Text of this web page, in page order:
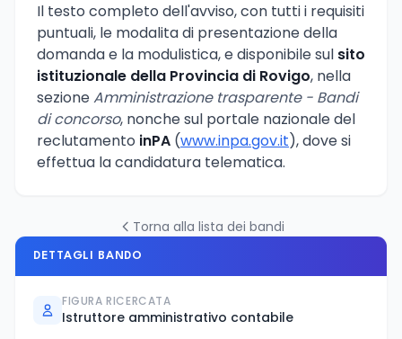
Il testo completo dell'avviso, con tutti i requisiti
puntuali, le modalita di presentazione della
domanda e la modulistica, e disponibile sul sito
istituzionale della Provincia di Rovigo, nella
sezioneAmministrazione trasparente - Bandi
di concorso, nonche sul portale nazionale del
reclutamento inPA (www.inpa.gov.it), dove si
effettua la candidatura telematica.
Torna alla lista dei bandi
DETTAGLI BANDO
FIGURA RICERCATA
Istruttore amministrativo contabile